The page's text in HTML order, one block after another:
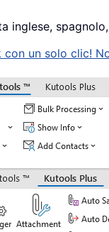
inglese,
un solo clic!